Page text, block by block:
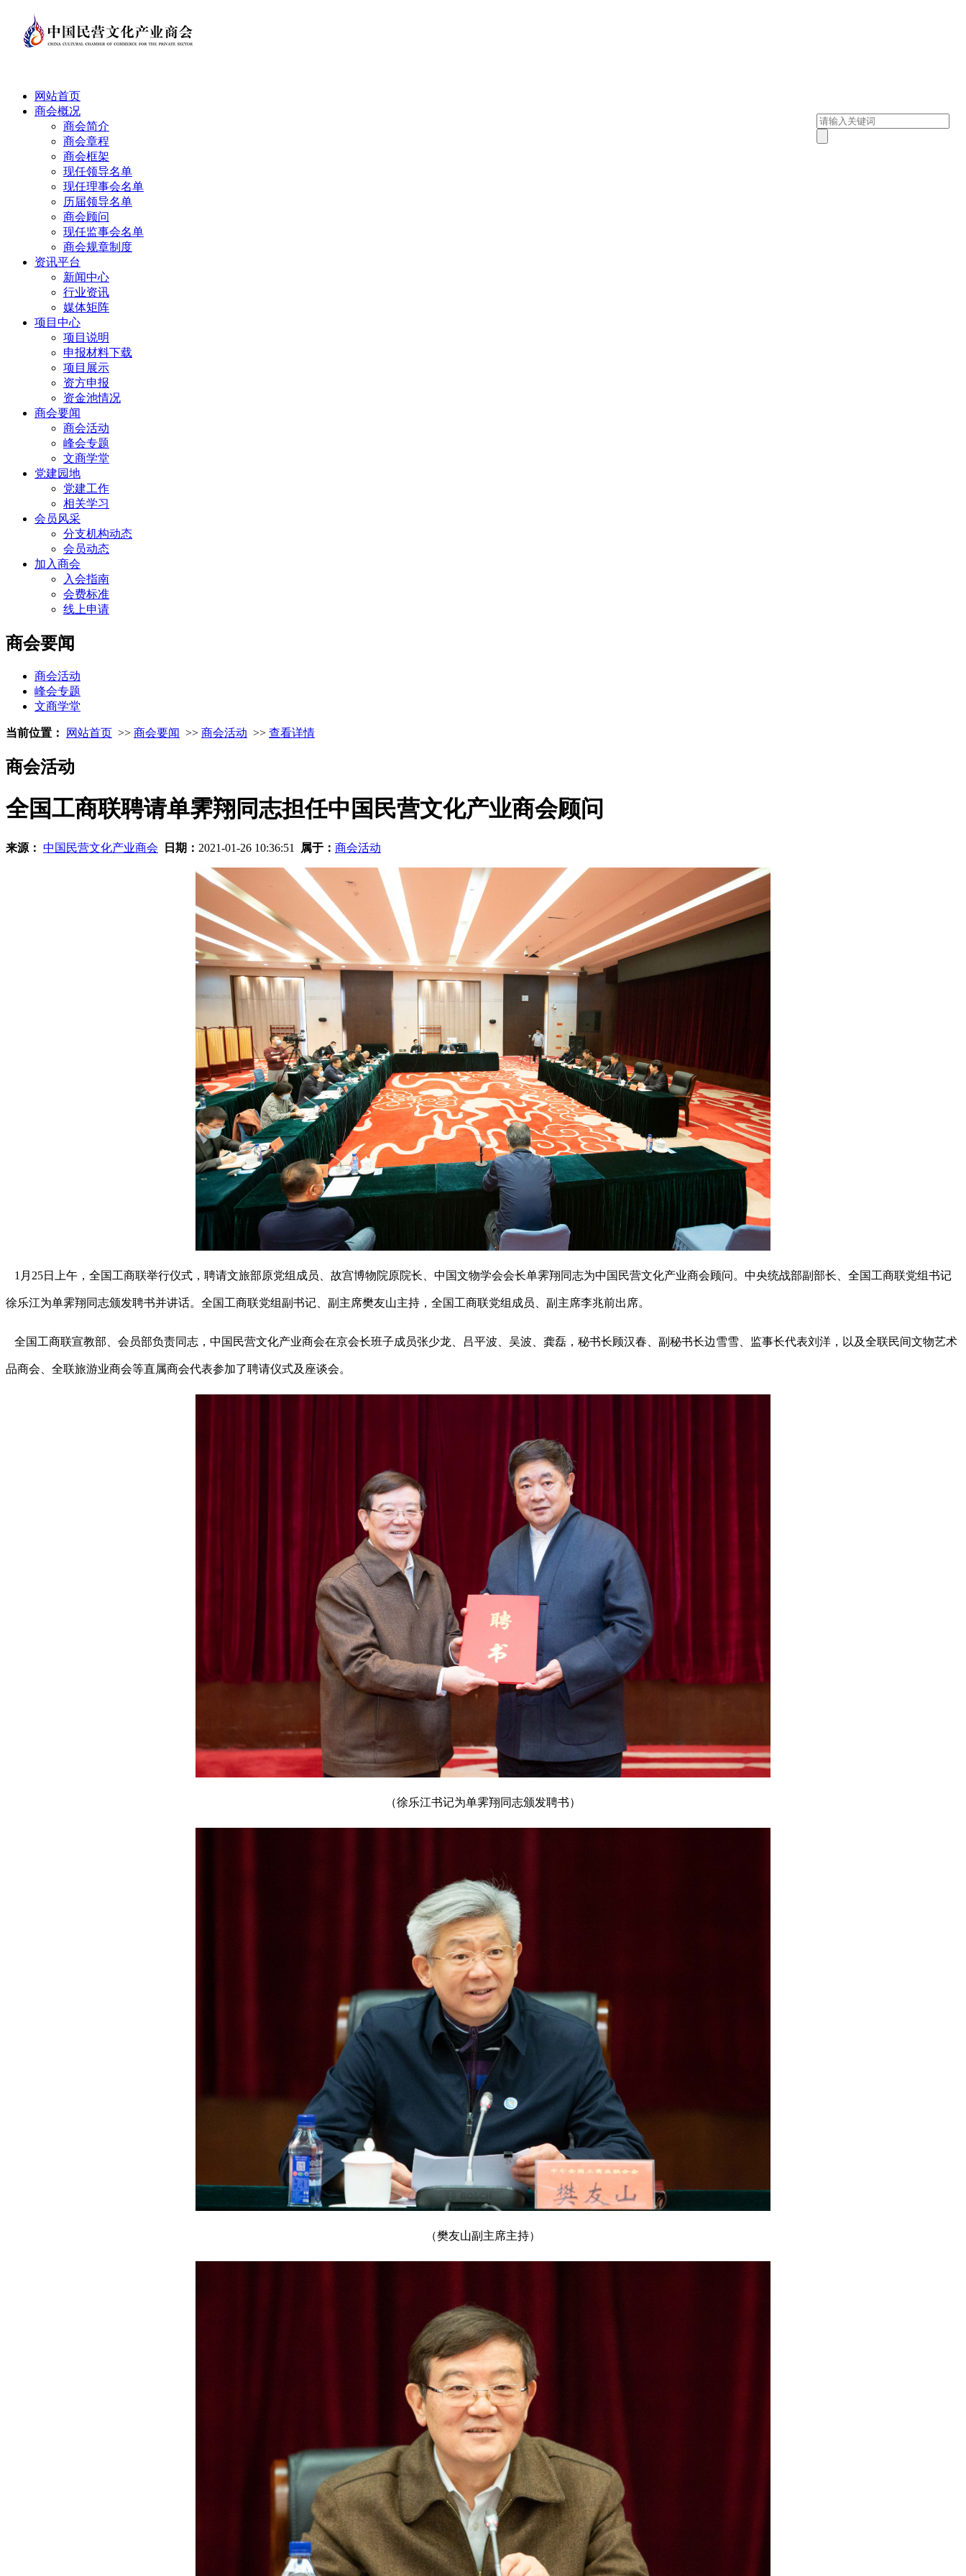
网站首页
商会概况
商会简介
商会章程
商会框架
现任领导名单
现任理事会名单
历届领导名单
商会顾问
现任监事会名单
商会规章制度
资讯平台
新闻中心
行业资讯
媒体矩阵
项目中心
项目说明
申报材料下载
项目展示
资方申报
资金池情况
商会要闻
商会活动
峰会专题
文商学堂
党建园地
党建工作
相关学习
会员风采
分支机构动态
会员动态
加入商会
入会指南
会费标准
线上申请
商会要闻
商会活动
峰会专题
文商学堂
当前位置： 网站首页 >> 商会要闻 >> 商会活动 >> 查看详情
商会活动
全国工商联聘请单霁翔同志担任中国民营文化产业商会顾问
来源： 中国民营文化产业商会 日期： 2021-01-26 10:36:51 属于： 商会活动
1月25日上午，全国工商联举行仪式，聘请文旅部原党组成员、故宫博物院原院长、中国文物学会会长单霁翔同志为中国民营文化产业商会顾问。中央统战部副部长、全国工商联党组书记
徐乐江为单霁翔同志颁发聘书并讲话。全国工商联党组副书记、副主席樊友山主持，全国工商联党组成员、副主席李兆前出席。
全国工商联宣教部、会员部负责同志，中国民营文化产业商会在京会长班子成员张少龙、吕平波、吴波、龚磊，秘书长顾汉春、副秘书长边雪雪、监事长代表刘洋，以及全联民间文物艺术
品商会、全联旅游业商会等直属商会代表参加了聘请仪式及座谈会。
（徐乐江书记为单霁翔同志颁发聘书）
（樊友山副主席主持）